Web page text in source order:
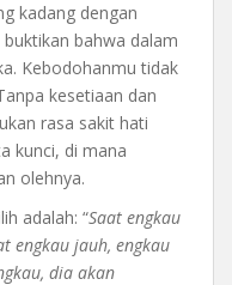
kadang dengan
bahwa dalam
Kebodohanmu tidak
kesetiaan dan
rasa sakit hati
kunci, di mana
olehnya.
adalah: “Saat engkau
engkau jauh, engkau
dia akan